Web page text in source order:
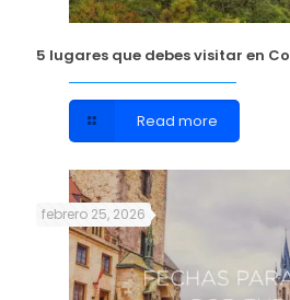
5 lugares que debes visitar en
Read more
febrero 25, 2026